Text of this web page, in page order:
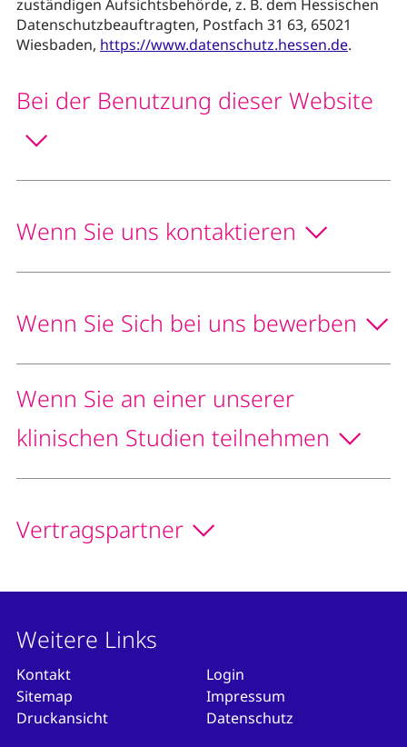
zuständigen Aufsichtsbehörde, z. B. dem Hessischen
Datenschutzbeauftragten, Postfach 31 63, 65021
Wiesbaden, https://www.datenschutz.hessen.de.
Bei der Benutzung dieser Website
Wenn Sie uns kontaktieren
Wenn Sie Sich bei uns bewerben
Wenn Sie an einer unserer
klinischen Studien teilnehmen
Vertragspartner
Weitere Links
Kontakt
Sitemap
Druckansicht
Login
Impressum
Datenschutz